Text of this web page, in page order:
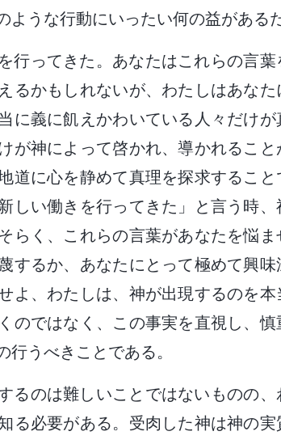
ような行動にいったい何の益がある
行ってきた。あなたはこれらの言葉
るかもしれないが、わたしはあな
に義に飢えかわいている人々だけ
が神によって啓かれ、導かれるこ
道に心を静めて真理を探求するこ
しい働きを行ってきた」と言う時
らく、これらの言葉があなたを悩ま
するか、あなたにとって極めて興
よ、わたしは、神が出現するのを
のではなく、この事実を直視し、慎
行うべきことである。
るのは難しいことではないものの
る必要がある。受肉した神は神の実